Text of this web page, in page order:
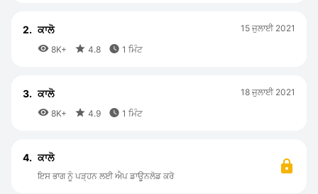
2. ਕਾਲੋ
 8K+  4.8  1 ਮਿੰਟ
15 ਜੁਲਾਈ 2021
3. ਕਾਲੋ
 8K+  4.9  1 ਮਿੰਟ
18 ਜੁਲਾਈ 2021
4. ਕਾਲੋ
ਇਸ ਭਾਗ ਨੂੰ ਪੜ੍ਹਨ ਲਈ ਐਪ ਡਾਊਨਲੋਡ ਕਰੋ